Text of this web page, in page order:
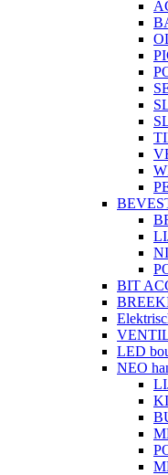
BIT
LED
NEO